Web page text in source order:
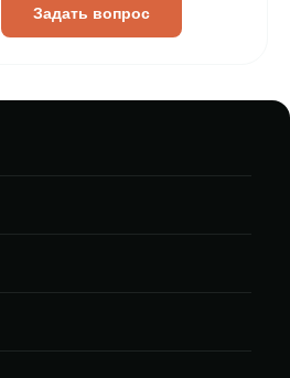
Задать вопрос